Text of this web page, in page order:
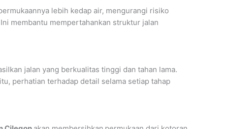
lebih kedap air, mengurangi risiko
membantu mempertahankan struktur jalan
jalan yang berkualitas tinggi dan tahan lama.
perhatian terhadap detail selama setiap tahap